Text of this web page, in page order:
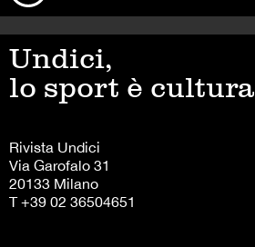
Undici,
lo sport è cultura
Rivista Undici
Via Garofalo 31
20133 Milano
T +39 02 36504651